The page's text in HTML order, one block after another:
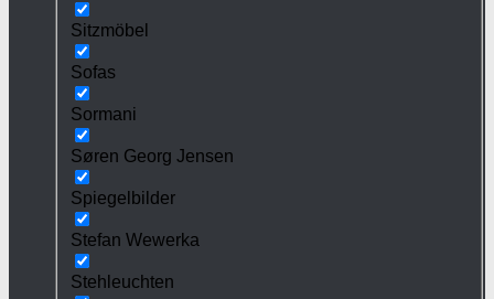
Sitzmöbel
Sofas
Sormani
Søren Georg Jensen
Spiegelbilder
Stefan Wewerka
Stehleuchten